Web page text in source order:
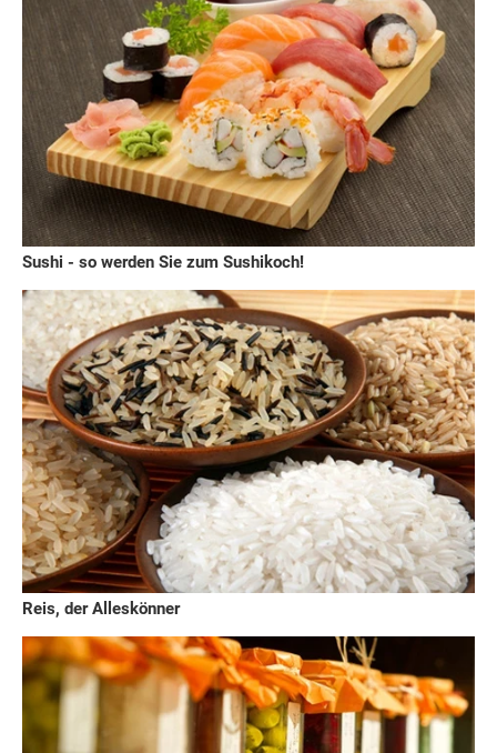
Sushi - so werden Sie zum Sushikoch!
Reis, der Alleskönner